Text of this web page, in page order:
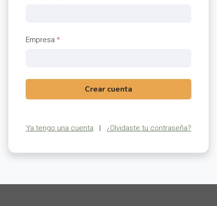
Empresa *
Crear cuenta
Ya tengo una cuenta | ¿Olvidaste tu contraseña?